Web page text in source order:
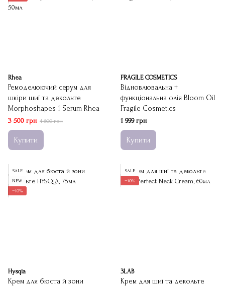
Rhea
Ремоделюючий серум для
шкіри шиї та декольте
Morphoshapes 1 Serum Rhea
3 500 грн 4 600 грн
Купити
FRAGILE COSMETICS
Відновлювальна +
функціональна олія Bloom Oil
Fragile Cosmetics
1 999 грн
Купити
SALE
NEW
−10%
Hysqia
Крем для бюста й зони
SALE
−10%
3LAB
Крем для шиї та декольте